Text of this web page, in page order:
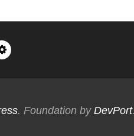
. Foundation by DevPort